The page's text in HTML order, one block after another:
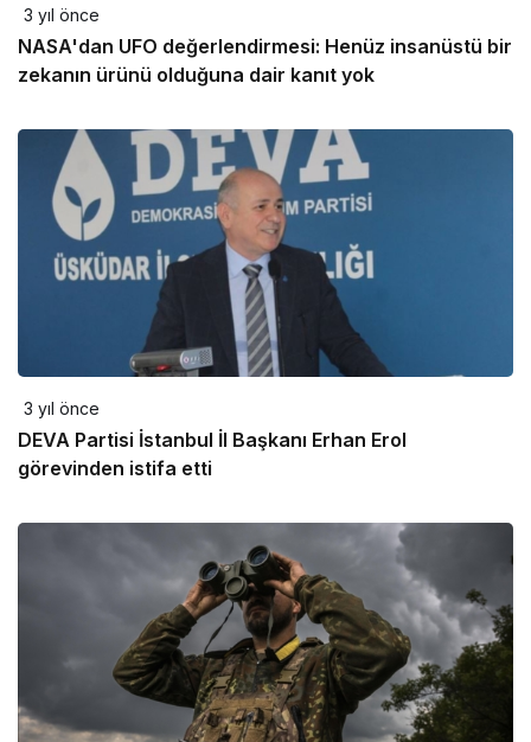
3 yıl önce
NASA'dan UFO değerlendirmesi: Henüz insanüstü bir
zekanın ürünü olduğuna dair kanıt yok
3 yıl önce
DEVA Partisi İstanbul İl Başkanı Erhan Erol
görevinden istifa etti